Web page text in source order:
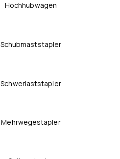
Hochhubwagen
Schubmaststapler
Schwerlaststapler
Mehrwegestapler